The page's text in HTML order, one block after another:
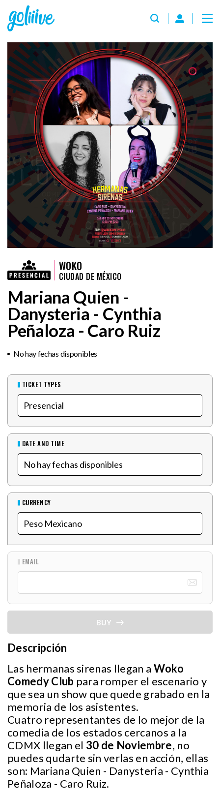
WOKO
CIUDAD DE MÉXICO
Mariana Quien -
Danysteria - Cynthia
Peñaloza - Caro Ruiz
No hay fechas disponibles
TICKET TYPES
DATE AND TIME
CURRENCY
EMAIL
BUY
Descripción
Las hermanas sirenas llegan a Woko
Comedy Club para romper el escenario y
que sea un show que quede grabado en la
memoria de los asistentes.
Cuatro representantes de lo mejor de la
comedia de los estados cercanos a la
CDMX llegan el 30 de Noviembre, no
puedes qudarte sin verlas en acción, ellas
son: Mariana Quien - Danysteria - Cynthia
Peñaloza - Caro Ruiz.